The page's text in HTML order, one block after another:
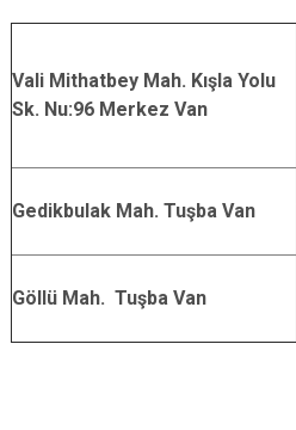
Vali Mithatbey Mah. Kışla Yolu
Sk. Nu:96 Merkez Van
Gedikbulak Mah. Tuşba Van
Göllü Mah. Tuşba Van